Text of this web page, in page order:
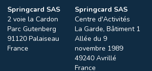
Springcard SAS
2 voie la Cardon
Parc Gutenberg
91120 Palaiseau
France
Springcard SAS
Centre d'Activités
La Garde, Bâtiment 1
Allée du 9
novembre 1989
49240 Avrillé
France